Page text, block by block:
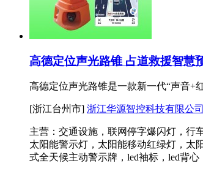
高德定位声光路锥 占道救援智慧
高德定位声光路锥是一款新一代“声音+
[浙江台州市] 浙江华源智控科技有限公司
主营：交通设施，联网停字爆闪灯，行
太阳能警示灯，太阳能移动红绿灯，太
式全天候主动警示牌，led袖标，led背